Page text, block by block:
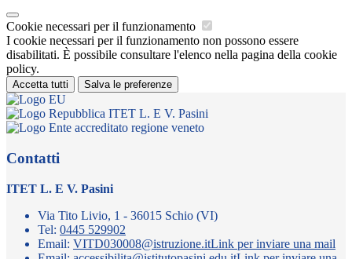
Cookie necessari per il funzionamento
I cookie necessari per il funzionamento non possono essere
disabilitati. È possibile consultare l'elenco nella pagina della cookie
policy.
Accetta tutti Salva le preferenze
ITET L. E V. Pasini
Contatti
ITET L. E V. Pasini
Via Tito Livio, 1 - 36015 Schio (VI)
Tel: 0445 529902
Email: VITD030008@istruzione.itLink per inviare una mail